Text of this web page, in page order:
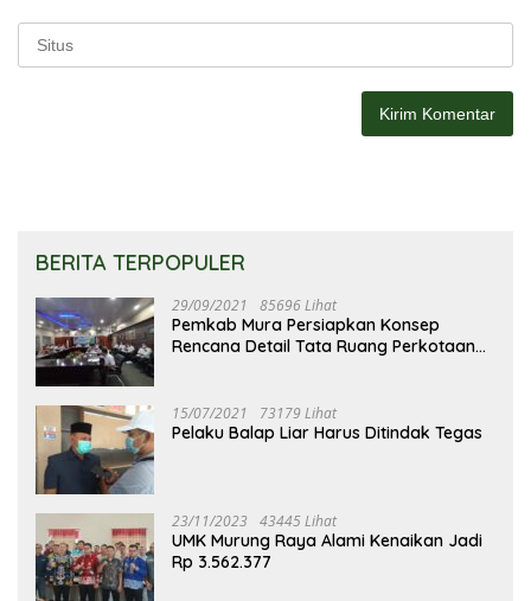
BERITA TERPOPULER
29/09/2021 85696 Lihat
Pemkab Mura Persiapkan Konsep
Rencana Detail Tata Ruang Perkotaan
15/07/2021 73179 Lihat
Pelaku Balap Liar Harus Ditindak Tegas
23/11/2023 43445 Lihat
UMK Murung Raya Alami Kenaikan Jadi
Rp 3.562.377